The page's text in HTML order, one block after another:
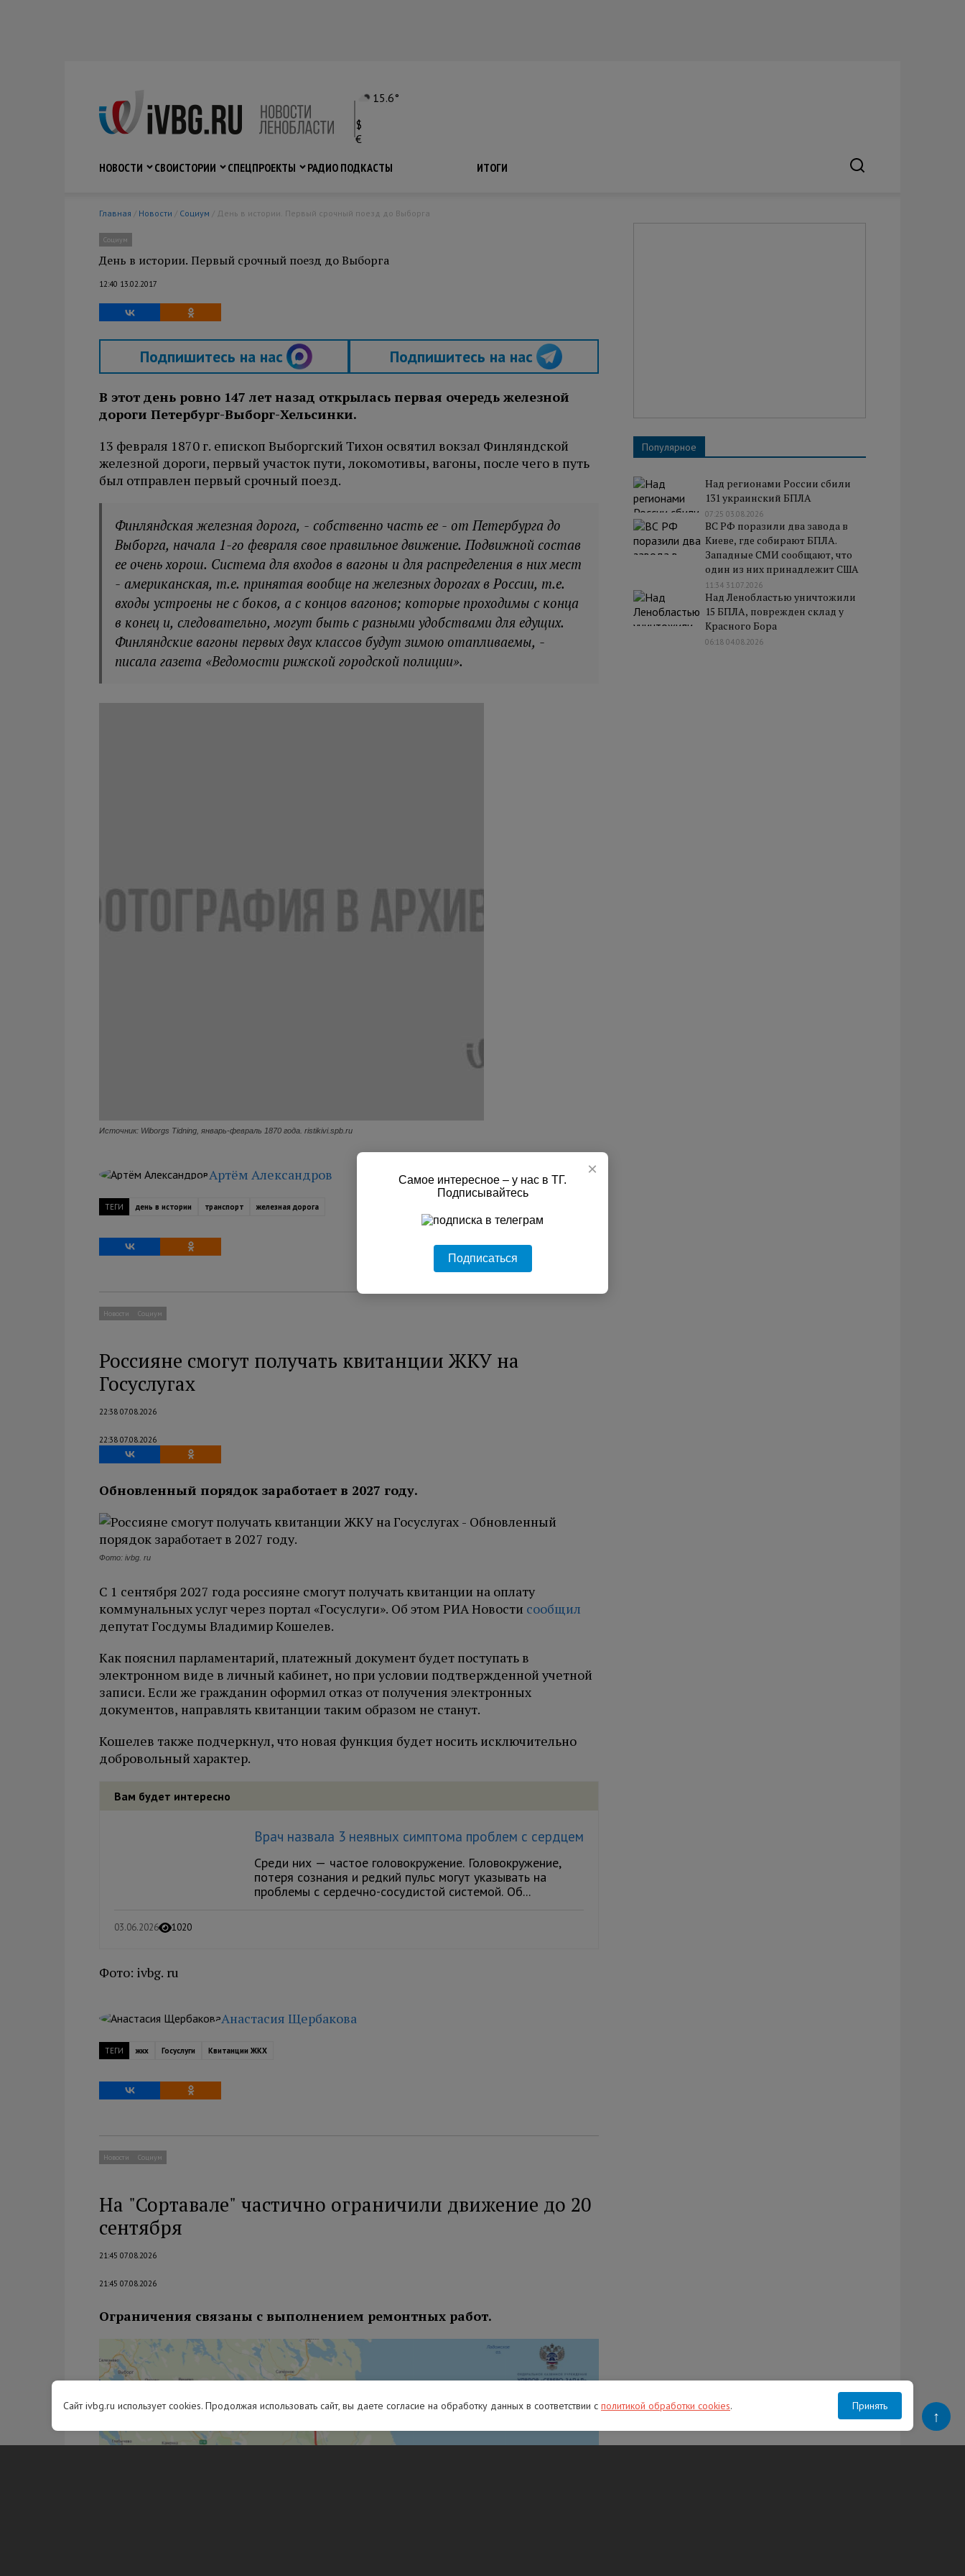
15.6°
$
€
НОВОСТИ
СВОИСТОРИИ СПЕЦПРОЕКТЫ РАДИО ПОДКАСТЫ ИТОГИ
Главная / Новости / Социум / День в истории. Первый срочный поезд до Выборга
Социум
День в истории. Первый срочный поезд до Выборга
12:40 13.02.2017
Подпишитесь на нас Подпишитесь на нас
В этот день ровно 147 лет назад открылась первая очередь железной
дороги Петербург-Выборг-Хельсинки.
13 февраля 1870 г. епископ Выборгский Тихон освятил вокзал Финляндской
железной дороги, первый участок пути, локомотивы, вагоны, после чего в путь
был отправлен первый срочный поезд.
Финляндская железная дорога, - собственно часть ее - от Петербурга до
Выборга, начала 1-го февраля свое правильное движение. Подвижной состав
ее очень хорош. Система для входов в вагоны и для распределения в них мест
- американская, т.е. принятая вообще на железных дорогах в России, т.е.
входы устроены не с боков, а с концов вагонов; которые проходимы с конца
в конец и, следовательно, могут быть с разными удобствами для едущих.
Финляндские вагоны первых двух классов будут зимою отапливаемы, -
писала газета «Ведомости рижской городской полиции».
Источник: Wiborgs Tidning, январь-февраль 1870 года. ristikivi.spb.ru
Артём Александров
ТЕГИ день в истории транспорт железная дорога
Новости Социум
Россияне смогут получать квитанции ЖКУ на
Госуслугах
22:38 07.08.2026
22:38 07.08.2026
Обновленный порядок заработает в 2027 году.
Фото: ivbg. ru
С 1 сентября 2027 года россияне смогут получать квитанции на оплату
коммунальных услуг через портал «Госуслуги». Об этом РИА Новости сообщил
депутат Госдумы Владимир Кошелев.
Как пояснил парламентарий, платежный документ будет поступать в
электронном виде в личный кабинет, но при условии подтвержденной учетной
записи. Если же гражданин оформил отказ от получения электронных
документов, направлять квитанции таким образом не станут.
Кошелев также подчеркнул, что новая функция будет носить исключительно
добровольный характер.
Вам будет интересно
Врач назвала 3 неявных симптома проблем с сердцем
Среди них — частое головокружение. Головокружение,
потеря сознания и редкий пульс могут указывать на
проблемы с сердечно-сосудистой системой. Об...
03.06.2026 1020
Фото: ivbg. ru
Анастасия Щербакова
ТЕГИ жкх Госуслуги Квитанции ЖКХ
Новости Социум
На "Сортавале" частично ограничили движение до 20
сентября
21:45 07.08.2026
21:45 07.08.2026
Ограничения связаны с выполнением ремонтных работ.
Популярное
Над регионами России сбили
131 украинский БПЛА
07:25 03.08.2026
ВС РФ поразили два завода в
Киеве, где собирают БПЛА.
Западные СМИ сообщают, что
один из них принадлежит США
11:34 31.07.2026
Над Ленобластью уничтожили
15 БПЛА, поврежден склад у
Красного Бора
06:18 04.08.2026
×
Самое интересное – у нас в ТГ.
Подписывайтесь
Подписаться
Сайт ivbg.ru использует cookies. Продолжая использовать сайт, вы даете согласие на обработку данных в соответствии с политикой обработки cookies. Принять
↑